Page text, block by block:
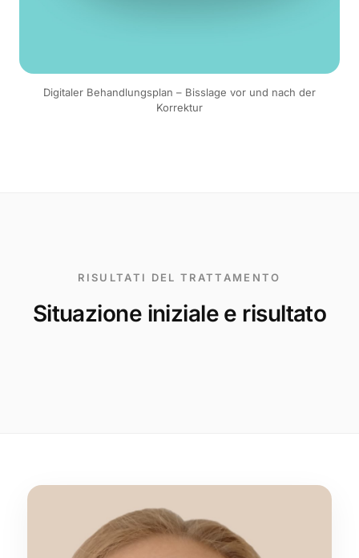
Digitaler Behandlungsplan – Bisslage vor und nach der
Korrektur
RISULTATI DEL TRATTAMENTO
Situazione iniziale e risultato